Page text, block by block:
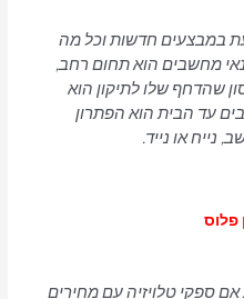
במבצעים חדשות וכל מה
מחשבים הוא תחום רחב,
שהדחף שלו לתיקון הוא
עד הבית הוא הפתרון
נייח או נייד.
פלוס
ספקי טלויזיה עם מחירים